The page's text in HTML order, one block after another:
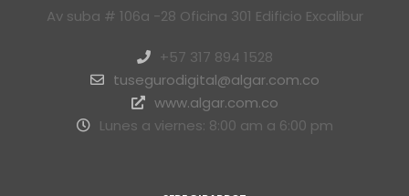
Av suba # 106a -28 Oficina 301 Edificio Excalibur
+57 317 894 1528
tusegurodigital@algar.com.co
www.algar.com.co
Lunes a viernes: 8:00 am a 6:00 pm